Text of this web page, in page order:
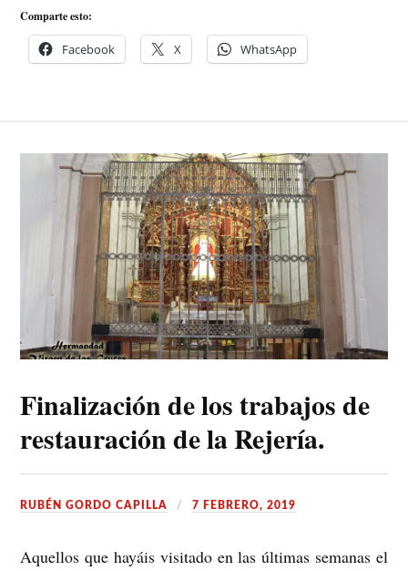
Comparte esto:
Facebook X WhatsApp
Finalización de los trabajos de
restauración de la Rejería.
RUBÉN GORDO CAPILLA 7 FEBRERO, 2019
Aquellos que hayáis visitado en las últimas semanas el